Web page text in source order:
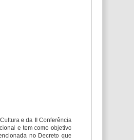
e da II Conferência
e tem como objetivo
no Decreto que